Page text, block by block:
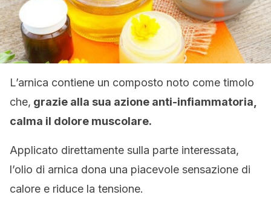
L’arnica contiene un composto noto come timolo
che, grazie alla sua azione anti-infiammatoria,
calma il dolore muscolare.
Applicato direttamente sulla parte interessata,
l’olio di arnica dona una piacevole sensazione di
calore e riduce la tensione.